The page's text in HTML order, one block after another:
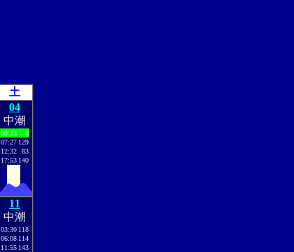
土
04
中潮
00:23
0
07:27 129
12:32
83
17:53 140
11
中潮
03:30 118
06:08 114
11:55 143